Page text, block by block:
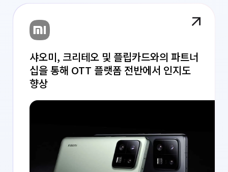
샤오미, 크리테오 및 플립카드와의 파트너
십을 통해 OTT 플랫폼 전반에서 인지도
향상